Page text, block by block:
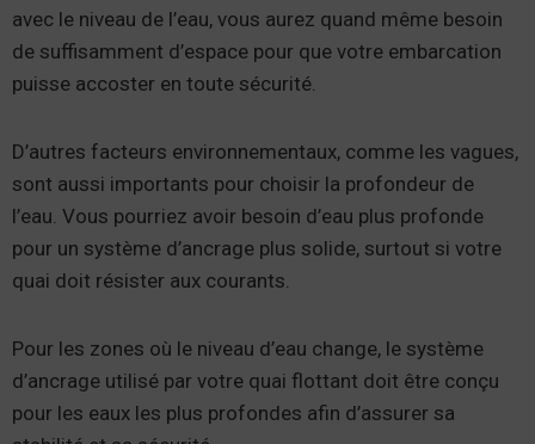
avec le niveau de l’eau, vous aurez quand même besoin
de suffisamment d’espace pour que votre embarcation
puisse accoster en toute sécurité.
D’autres facteurs environnementaux, comme les vagues,
sont aussi importants pour choisir la profondeur de
l’eau. Vous pourriez avoir besoin d’eau plus profonde
pour un système d’ancrage plus solide, surtout si votre
quai doit résister aux courants.
Pour les zones où le niveau d’eau change, le système
d’ancrage utilisé par votre quai flottant doit être conçu
pour les eaux les plus profondes afin d’assurer sa